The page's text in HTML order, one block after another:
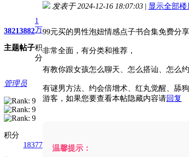
3821
主题
3882
帖子
1
万
积
分
管理员
积分
18377
发表于 2024-12-16 18:07:03 | 显示全部楼
99元买的男性泡妞情感点子书合集免费分
非常全面，有分类和推荐，
有教你跟女孩怎么聊天、怎么搭讪、怎么
有谜男方法、约会倍增术、红丸觉醒、舔
游客，如果您要查看本帖隐藏内容请回复
温馨提示：